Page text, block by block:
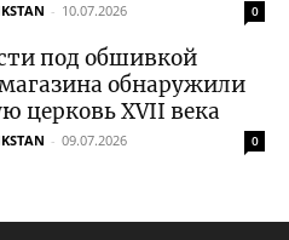
- 10.07.2026 0
под обшивкой
магазина обнаружили
церковь XVII века
- 09.07.2026 0